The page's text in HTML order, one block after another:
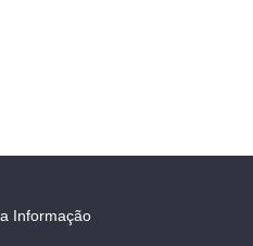
Informação